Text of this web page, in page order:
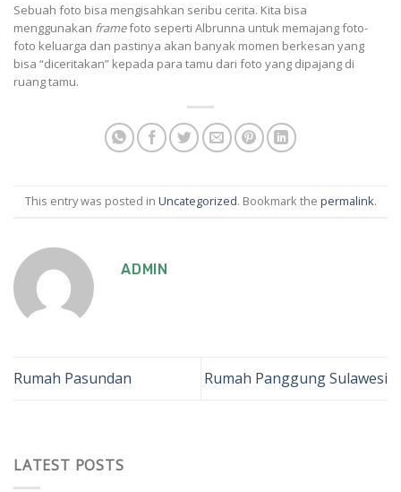
Sebuah foto bisa mengisahkan seribu cerita. Kita bisa
menggunakan framefoto seperti Albrunna untuk memajang foto-
foto keluarga dan pastinya akan banyak momen berkesan yang
bisa “diceritakan” kepada para tamu dari foto yang dipajang di
ruang tamu.
This entry was posted in Uncategorized. Bookmark the permalink.
ADMIN
Rumah Pasundan Rumah Panggung Sulawesi
LATEST POSTS